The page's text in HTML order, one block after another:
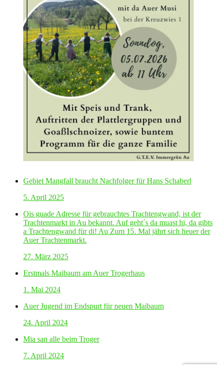
Gebiet Mangfall braucht Nachfolger für Hans Schaberl
5. April 2025
Ois guade Adresse für gebrauchtes Trachtengwand, ist der
Trachtenmarkt in Au bekannt. Auf geht´s da muast hi, da gibts
a Trachtengwand für di! Au Zum 15. Mal jährt sich heuer der
Auer Trachtenmarkt.
27. März 2025
Erstmals Maibaum am Auer Trogerhaus
1. Mai 2024
Auer Jugend im Endspurt für neuen Maibaum
24. April 2024
Mia san alle beim Troger
7. April 2024